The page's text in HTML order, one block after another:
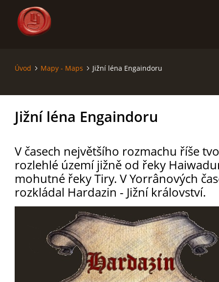
ÚVOD
MAPY - MAPS
RODOKMENY - GENEALOGY
KRONIKA - CHRONICLE
FOR ENGLISH READERS
Úvod Mapy - Maps Jižní léna Engaindoru
Jižní léna Engaindoru
V časech největšího rozmachu říše
rozlehlé území jižně od řeky
mohutné řeky Tiry. V Yorrânových
rozkládal Hardazin - Jižní království.